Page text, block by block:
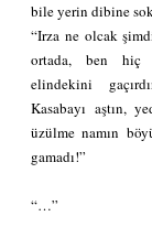
bile yerin dibine
“Irza ne olcak
ortada, ben hiç
elindekini
Kasabayı aştın,
üzülme namın
gamadı!”
“…”